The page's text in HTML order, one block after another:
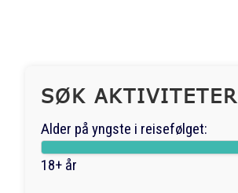
SØK AKTIVITETER
Alder på yngste i reisefølget:
18+ år